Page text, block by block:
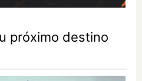
próximo destino